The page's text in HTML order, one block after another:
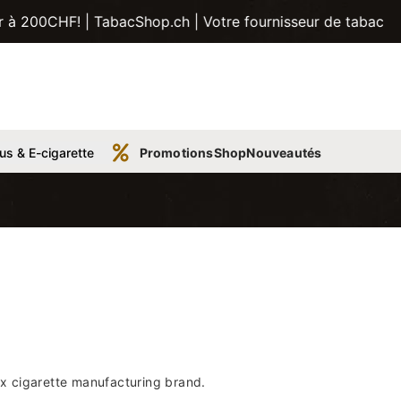
| TabacShop.ch | Votre fournisseur de tabac, tubes,
& E-cigarette PromotionsShopNouveautés
cigarette manufacturing brand.